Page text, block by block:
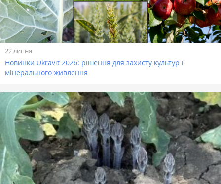
22 липня
Новинки Ukravit 2026: рішення для захисту культур і
мінерального живлення